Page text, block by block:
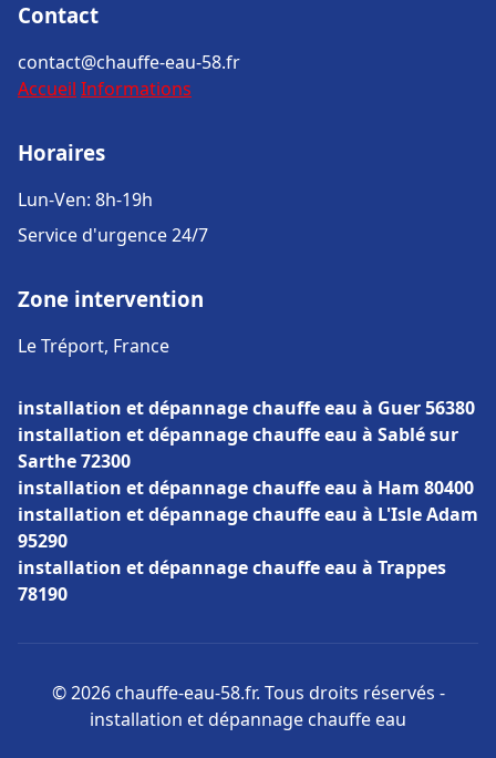
Contact
contact@chauffe-eau-58.fr
Accueil Informations
Horaires
Lun-Ven: 8h-19h
Service d'urgence 24/7
Zone intervention
Le Tréport, France
installation et dépannage chauffe eau à Guer 56380
installation et dépannage chauffe eau à Sablé sur
Sarthe 72300
installation et dépannage chauffe eau à Ham 80400
installation et dépannage chauffe eau à L'Isle Adam
95290
installation et dépannage chauffe eau à Trappes
78190
© 2026 chauffe-eau-58.fr. Tous droits réservés -
installation et dépannage chauffe eau